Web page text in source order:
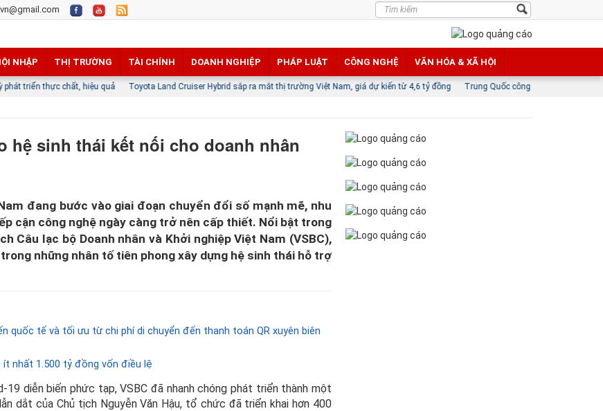
NHẬP THỊ TRƯỜNG TÀI CHÍNH DOANH NGHIỆP PHÁP LUẬT CÔNG NGHỆ VĂN HÓA & XÃ HỘI
hiệu quả Toyota Land Cruiser Hybrid sắp ra mắt thị trường Việt Nam, giá dự kiến từ 4,6 tỷ đồng Trung Quốc công bố các biện pháp đáp trả lệnh cấm
hệ sinh thái kết nối cho doanh nhân
đang bước vào giai đoạn chuyển đổi số mạnh mẽ, nhu
cận công nghệ ngày càng trở nên cấp thiết. Nổi bật trong
Câu lạc bộ Doanh nhân và Khởi nghiệp Việt Nam (VSBC),
những nhân tố tiên phong xây dựng hệ sinh thái hỗ trợ
quốc tế và tối ưu từ chi phí di chuyển đến thanh toán QR xuyên biên
ít nhất 1.500 tỷ đồng vốn điều lệ
diễn biến phức tạp, VSBC đã nhanh chóng phát triển thành một
dắt của Chủ tịch Nguyễn Văn Hậu, tổ chức đã triển khai hơn 400